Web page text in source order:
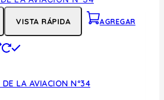
VISTA RÁPIDA AGREGAR
LA AVIACION Nº34